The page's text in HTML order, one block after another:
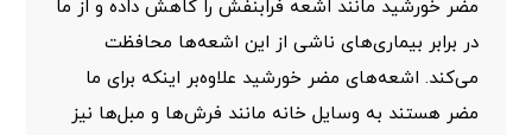
مضر خورشید مانند اشعه فرابنفش را کاهش داده و از ما
در برابر بیماری‌های ناشی از این اشعه‌ها محافظت
می‌کند. اشعه‌های مضر خورشید علاوه‌بر اینکه برای ما
مضر هستند به وسایل خانه مانند فرش‌ها و مبل‌ها نیز